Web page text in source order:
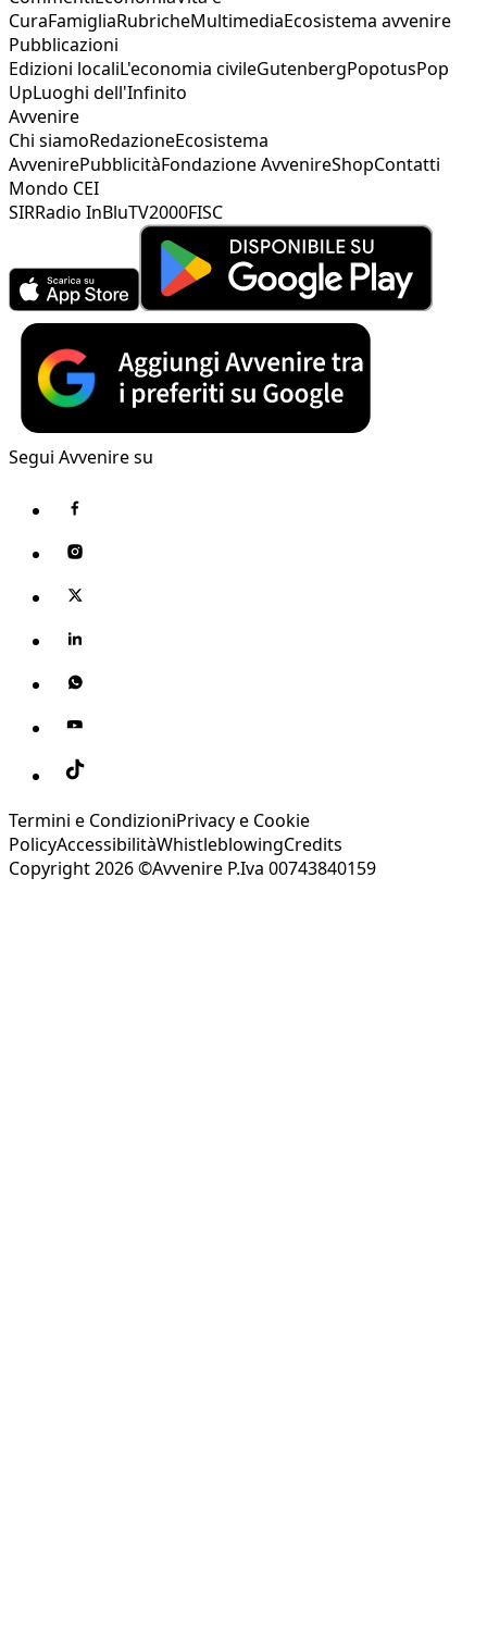
CuraFamigliaRubricheMultimediaEcosistema avvenire
Pubblicazioni
Edizioni localiL'economia civileGutenbergPopotusPop
UpLuoghi dell'Infinito
Avvenire
Chi siamoRedazioneEcosistema
AvvenirePubblicitàFondazione AvvenireShopContatti
Mondo CEI
SIRRadio InBluTV2000FISC
Segui Avvenire su
Termini e CondizioniPrivacy e Cookie
PolicyAccessibilitàWhistleblowingCredits
Copyright 2026 ©Avvenire P.Iva 00743840159